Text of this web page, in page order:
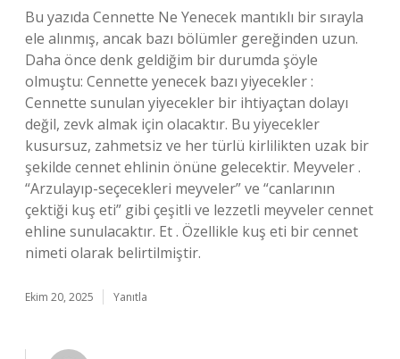
Bu yazıda Cennette Ne Yenecek mantıklı bir sırayla
ele alınmış, ancak bazı bölümler gereğinden uzun.
Daha önce denk geldiğim bir durumda şöyle
olmuştu: Cennette yenecek bazı yiyecekler :
Cennette sunulan yiyecekler bir ihtiyaçtan dolayı
değil, zevk almak için olacaktır. Bu yiyecekler
kusursuz, zahmetsiz ve her türlü kirlilikten uzak bir
şekilde cennet ehlinin önüne gelecektir. Meyveler .
“Arzulayıp-seçecekleri meyveler” ve “canlarının
çektiği kuş eti” gibi çeşitli ve lezzetli meyveler cennet
ehline sunulacaktır. Et . Özellikle kuş eti bir cennet
nimeti olarak belirtilmiştir.
Ekim 20, 2025 Yanıtla